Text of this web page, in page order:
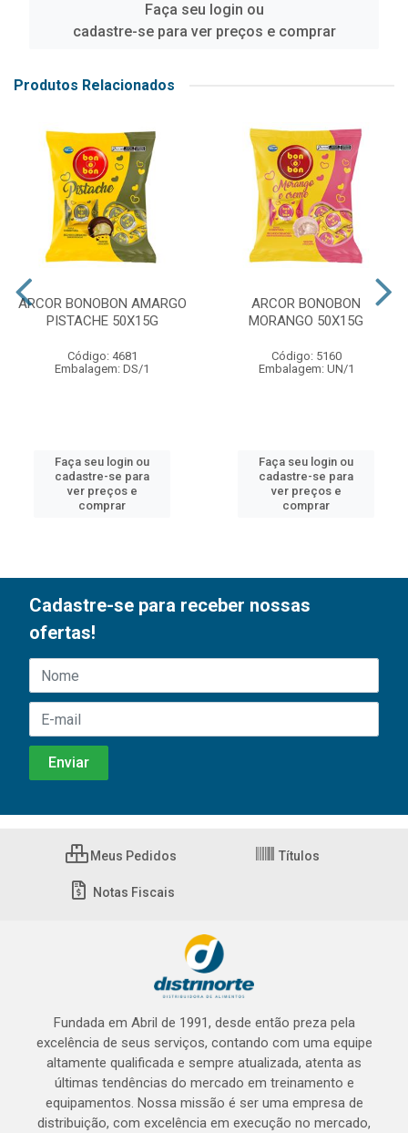
Faça seu login ou
cadastre-se para ver preços e comprar
Produtos Relacionados
ARCOR BONOBON AMARGO
PISTACHE 50X15G
Código: 4681
Embalagem: DS/1
Faça seu login ou
cadastre-se para
ver preços e
comprar
ARCOR BONOBON
MORANGO 50X15G
Código: 5160
Embalagem: UN/1
Faça seu login ou
cadastre-se para
ver preços e
comprar
Cadastre-se para receber nossas
ofertas!
Meus Pedidos Títulos
Notas Fiscais
Fundada em Abril de 1991, desde então preza pela
excelência de seus serviços, contando com uma equipe
altamente qualificada e sempre atualizada, atenta as
últimas tendências do mercado em treinamento e
equipamentos. Nossa missão é ser uma empresa de
distribuição, com excelência em execução no mercado,